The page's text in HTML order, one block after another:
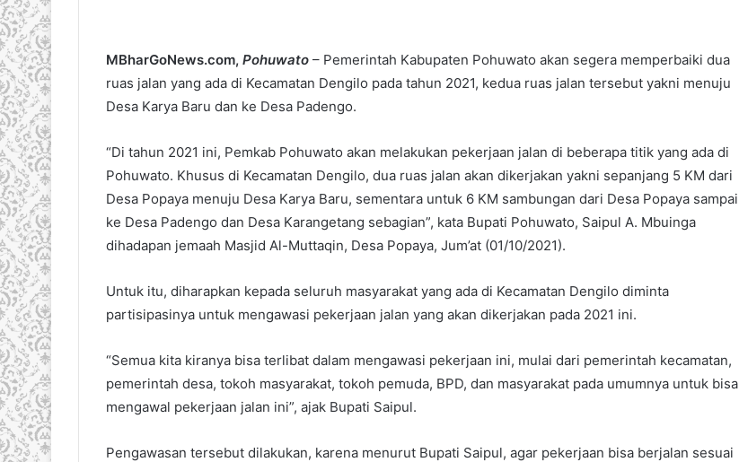
MBharGoNews.com, Pohuwato – Pemerintah Kabupaten Pohuwato akan segera memperbaiki dua
ruas jalan yang ada di Kecamatan Dengilo pada tahun 2021, kedua ruas jalan tersebut yakni menuju
Desa Karya Baru dan ke Desa Padengo.
“Di tahun 2021 ini, Pemkab Pohuwato akan melakukan pekerjaan jalan di beberapa titik yang ada di
Pohuwato. Khusus di Kecamatan Dengilo, dua ruas jalan akan dikerjakan yakni sepanjang 5 KM dari
Desa Popaya menuju Desa Karya Baru, sementara untuk 6 KM sambungan dari Desa Popaya sampai
ke Desa Padengo dan Desa Karangetang sebagian”, kata Bupati Pohuwato, Saipul A. Mbuinga
dihadapan jemaah Masjid Al-Muttaqin, Desa Popaya, Jum’at (01/10/2021).
Untuk itu, diharapkan kepada seluruh masyarakat yang ada di Kecamatan Dengilo diminta
partisipasinya untuk mengawasi pekerjaan jalan yang akan dikerjakan pada 2021 ini.
“Semua kita kiranya bisa terlibat dalam mengawasi pekerjaan ini, mulai dari pemerintah kecamatan,
pemerintah desa, tokoh masyarakat, tokoh pemuda, BPD, dan masyarakat pada umumnya untuk bisa
mengawal pekerjaan jalan ini”, ajak Bupati Saipul.
Pengawasan tersebut dilakukan, karena menurut Bupati Saipul, agar pekerjaan bisa berjalan sesuai